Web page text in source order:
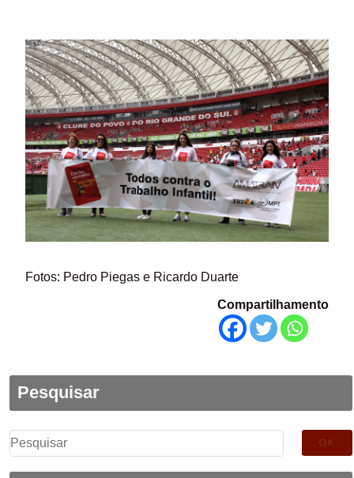
Fotos: Pedro Piegas e Ricardo Duarte
Compartilhamento
Pesquisar
Pesquisar
por: